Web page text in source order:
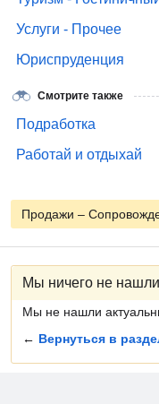
Услуги - Прочее
Юриспруденция
Смотрите также
Подработка
Работай и отдыхай
Продажи –
Мы ничего не
Мы не нашли
← Вернуться в